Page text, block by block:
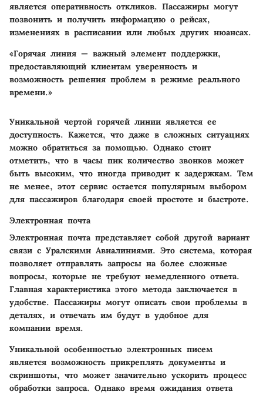
является оперативность откликов. Пассажиры могут
позвонить и получить информацию о рейсах,
изменениях в расписании или любых других нюансах.
«Горячая линия — важный элемент поддержки,
предоставляющий клиентам уверенность и
возможность решения проблем в режиме реального
времени.»
Уникальной чертой горячей линии является ее
доступность. Кажется, что даже в сложных ситуациях
можно обратиться за помощью. Однако стоит
отметить, что в часы пик количество звонков может
быть высоким, что иногда приводит к задержкам. Тем
не менее, этот сервис остается популярным выбором
для пассажиров благодаря своей простоте и быстроте.
Электронная почта
Электронная почта представляет собой другой вариант
связи с Уралскими Авиалиниями. Это система, которая
позволяет отправлять запросы на более сложные
вопросы, которые не требуют немедленного ответа.
Главная характеристика этого метода заключается в
удобстве. Пассажиры могут описать свои проблемы в
деталях, и отвечать им будут в удобное для
компании время.
Уникальной особенностью электронных писем
является возможность прикреплять документы и
скриншоты, что может значительно ускорить процесс
обработки запроса. Однако время ожидания ответа